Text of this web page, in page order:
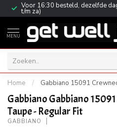
Voor 16:30 besteld, dezelfde
t/m za)
MENU
Home / Gabbiano 15091
Gabbiano Gabbiano
Taupe - Regular Fit
GABBIANO